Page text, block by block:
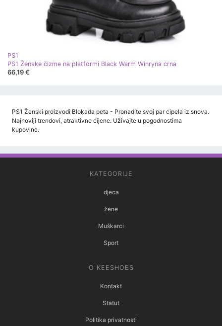
PS1
PS1 Ženske čizme na platformi Black Warm Winryna crna
66,19 €
PS1 Ženski proizvodi Blokada peta - Pronađite svoj par cipela iz snova.
Najnoviji trendovi, atraktivne cijene. Uživajte u pogodnostima
kupovine.
KATEGORIJE
djeca
žene
Muškarci
Sport
O KEESHOES
Kontakt
Statut
Politika privatnosti